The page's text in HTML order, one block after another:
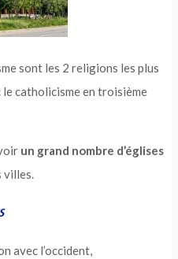
sont les 2 religions les plus
le catholicisme en troisième
un grand nombre d’églises
villes.
avec l’occident,